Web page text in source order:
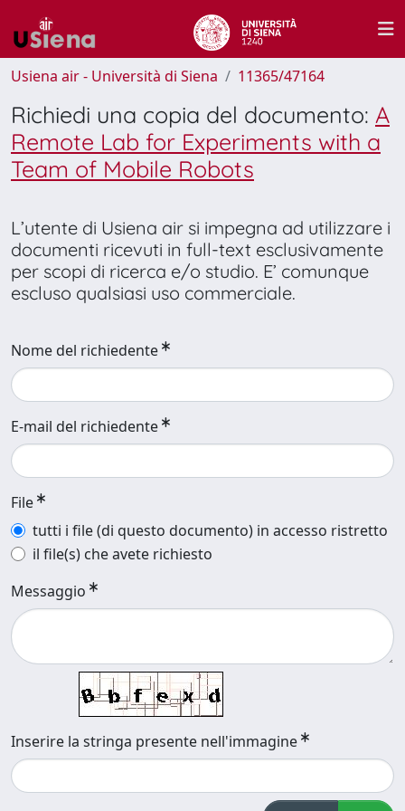
Usiena air - Università di Siena 11365/47164
Richiedi una copia del documento: A
Remote Lab for Experiments with a
Team of Mobile Robots
L’utente di Usiena air si impegna ad utilizzare i
documenti ricevuti in full-text esclusivamente
per scopi di ricerca e/o studio. E’ comunque
escluso qualsiasi uso commerciale.
Nome del richiedente
E-mail del richiedente
File
tutti i file (di questo documento) in accesso ristretto
il file(s) che avete richiesto
Messaggio
Inserire la stringa presente nell'immagine